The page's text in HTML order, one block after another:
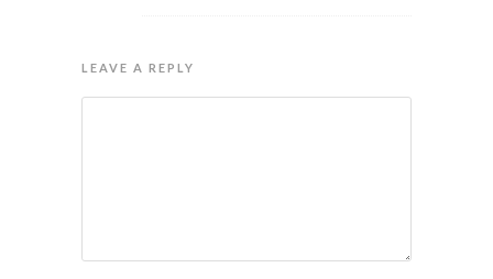
LEAVE A REPLY